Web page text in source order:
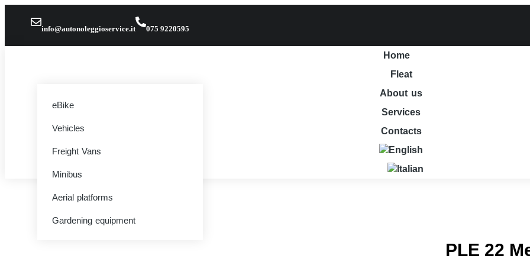
info@autonoleggioservice.it 075 9220595
Home
Fleat
eBike
Vehicles
Freight Vans
Minibus
Aerial platforms
Gardening equipment
About us
Services
Contacts
PLE 22